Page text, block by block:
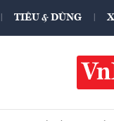
TIÊU & DÙNG